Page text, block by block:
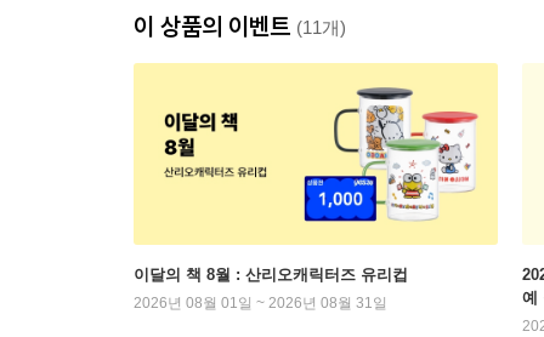
이 상품의 이벤트 (11개)
이달의 책 8월 : 산리오캐릭터즈 유리컵
2026년 08월 01일 ~ 2026년 08월 31일
예